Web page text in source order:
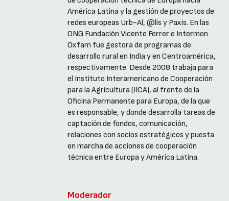
América Latina y la gestión de proyectos de
redes europeas Urb-Al, @lis y Paxis. En las
ONG Fundación Vicente Ferrer e Intermon
Oxfam fue gestora de programas de
desarrollo rural en India y en Centroamérica,
respectivamente. Desde 2008 trabaja para
el Instituto Interamericano de Cooperación
para la Agricultura (IICA), al frente de la
Oficina Permanente para Europa, de la que
es responsable, y donde desarrolla tareas de
captación de fondos, comunicación,
relaciones con socios estratégicos y puesta
en marcha de acciones de cooperación
técnica entre Europa y América Latina.
Moderador